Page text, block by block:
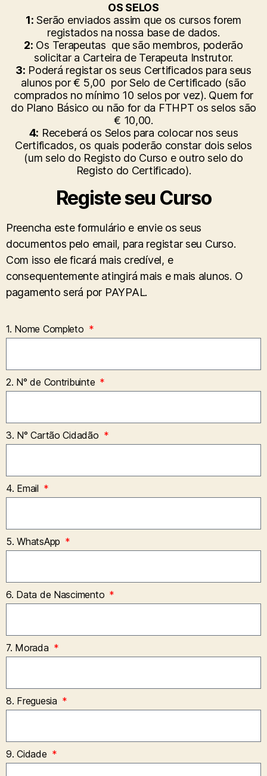
OS SELOS
1: Serão enviados assim que os cursos forem
registados na nossa base de dados.
2: Os Terapeutas que são membros, poderão
solicitar a Carteira de Terapeuta Instrutor.
3: Poderá registar os seus Certificados para seus
alunos por € 5,00 por Selo de Certificado (são
comprados no mínimo 10 selos por vez). Quem for
do Plano Básico ou não for da FTHPT os selos são
€ 10,00.
4: Receberá os Selos para colocar nos seus
Certificados, os quais poderão constar dois selos
(um selo do Registo do Curso e outro selo do
Registo do Certificado).
Registe seu Curso
Preencha este formulário e envie os seus
documentos pelo email, para registar seu Curso.
Com isso ele ficará mais credível, e
consequentemente atingirá mais e mais alunos. O
pagamento será por PAYPAL.
1. Nome Completo
2. N° de Contribuinte
3. N° Cartão Cidadão
4. Email
5. WhatsApp
6. Data de Nascimento
7. Morada
8. Freguesia
9. Cidade